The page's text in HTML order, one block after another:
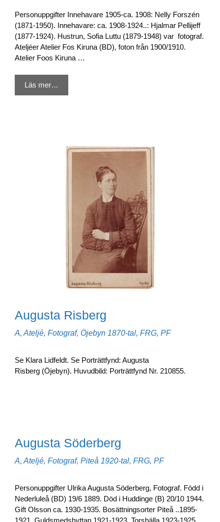
Personuppgifter Innehavare 1905-ca. 1908: Nelly Forszén
(1871-1950). Innehavare: ca. 1908-1924..: Hjalmar Pellijeff
(1877-1924). Hustrun, Sofia Luttu (1879-1948) var fotograf.
Ateljéer Atelier Fos Kiruna (BD), foton från 1900/1910.
Atelier Foos Kiruna …
Läs mer…
Augusta Risberg
Kategorier
A, Ateljé, Fotograf, Öjebyn Etiketter
1870-tal, FRG, PF
Se Klara Lidfeldt. Se Porträttfynd: Augusta
Risberg (Öjebyn). Huvudbild: Porträttfynd Nr. 210855.
Augusta Söderberg
Kategorier
A, Ateljé, Fotograf, Piteå Etiketter
1920-tal, FRG, PF
Personuppgifter Ulrika Augusta Söderberg, Fotograf. Född i
Nederluleå (BD) 19/6 1889. Död i Huddinge (B) 20/10 1944.
Gift Olsson ca. 1930-1935. Bosättningsorter Piteå ..1895-